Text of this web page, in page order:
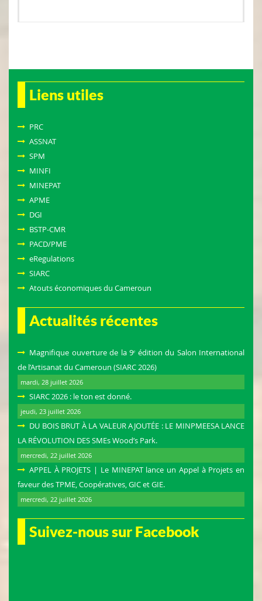
Liens utiles
PRC
ASSNAT
SPM
MINFI
MINEPAT
APME
DGI
BSTP-CMR
PACD/PME
eRegulations
SIARC
Atouts économiques du Cameroun
Actualités récentes
Magnifique ouverture de la 9ᵉ édition du Salon International
de l’Artisanat du Cameroun (SIARC 2026)
mardi, 28 juillet 2026
SIARC 2026 : le ton est donné.
jeudi, 23 juillet 2026
DU BOIS BRUT À LA VALEUR AJOUTÉE : LE MINPMEESA LANCE
LA RÉVOLUTION DES SMEs Wood’s Park.
mercredi, 22 juillet 2026
APPEL À PROJETS | Le MINEPAT lance un Appel à Projets en
faveur des TPME, Coopératives, GIC et GIE.
mercredi, 22 juillet 2026
Suivez-nous sur Facebook